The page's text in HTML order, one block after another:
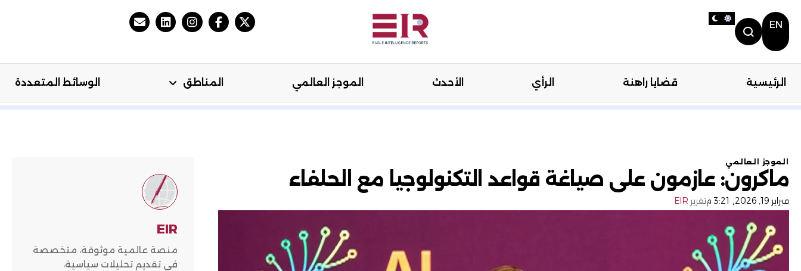
EN
الرئيسية قضايا راهنة الرأي الأحدث الموجز العالمي المناطق الوسائط المتعددة الرئيسية قضايا راهنة الرأي الموجز العالمي المناطق الوسائط المتعددة
الموجز العالمي
ماكرون: عازمون على صياغة قواعد التكنولوجيا مع الحلفاء
فبراير 19, 2026 , 3:21 م تقرير EIR
EIR
منصة عالمية موثوقة، متخصصة
في تقديم تحليلات سياسية،